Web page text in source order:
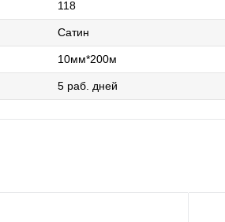
118
Сатин
10мм*200м
5 раб. дней